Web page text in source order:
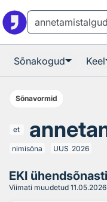
Sõnakogud Keel
Sõnavormid
et
nimisõna UUS 2026
EKI
Viimati muudetud 11.05.2026